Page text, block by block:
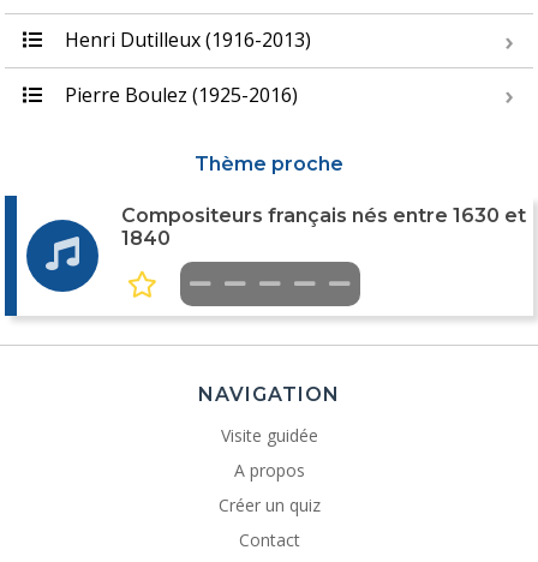
Henri Dutilleux (1916-2013)
Pierre Boulez (1925-2016)
Thème proche
Compositeurs français nés entre 1630 et
1840
NAVIGATION
Visite guidée
A propos
Créer un quiz
Contact